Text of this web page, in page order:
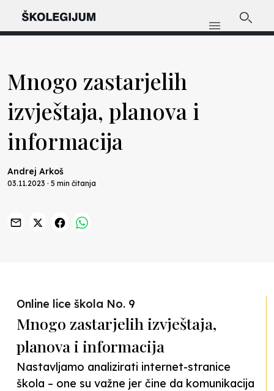
Mnogo zastarjelih
izvještaja, planova i
informacija
Andrej Arkoš
03.11.2023 · 5 min čitanja
Online lice škola No. 9
Mnogo zastarjelih izvještaja,
planova i informacija
Nastavljamo analizirati internet-stranice
škola – one su važne jer čine da komunikacija